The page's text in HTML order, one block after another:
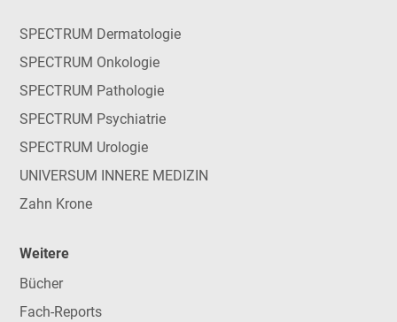
SPECTRUM Dermatologie
SPECTRUM Onkologie
SPECTRUM Pathologie
SPECTRUM Psychiatrie
SPECTRUM Urologie
UNIVERSUM INNERE MEDIZIN
Zahn Krone
Weitere
Bücher
Fach-Reports